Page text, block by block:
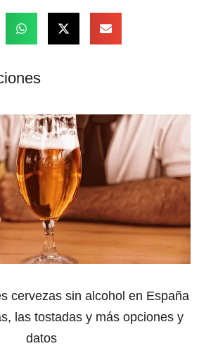
cervezas sin alcohol en España
las tostadas y más opciones y
datos